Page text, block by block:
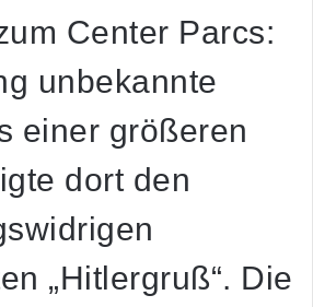
Center Parcs:
unbekannte
einer größeren
dort den
„Hitlergruß“. Die